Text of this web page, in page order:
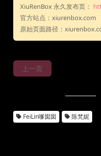
XiuRenBox 永久发布页：
官方站点：xiurenbox.com
原始页面路径：
上一页
FeiLin嗲囡囡 陈梵妮